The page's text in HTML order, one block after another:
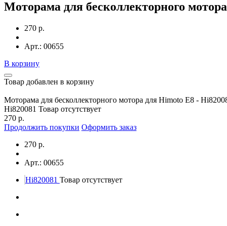
Моторама для бесколлекторного
270 р.
Арт.: 00655
В корзину
Товар добавлен в корзину
Моторама для бесколлекторного мотора для Himoto E8 -
Hi820081 Товар отсутствует
270 р.
Продолжить покупки Оформить заказ
270 р.
Арт.: 00655
Hi820081 Товар отсутствует